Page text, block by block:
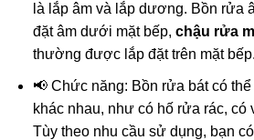
là lắp âm và lắp dương. Bồn rửa
đặt âm dưới mặt bếp, chậu rửa
thường được lắp đặt trên mặt bếp.
📢 Chức năng: Bồn rửa bát có
khác nhau, như có hố rửa rác,
Tùy theo nhu cầu sử dụng, bạn